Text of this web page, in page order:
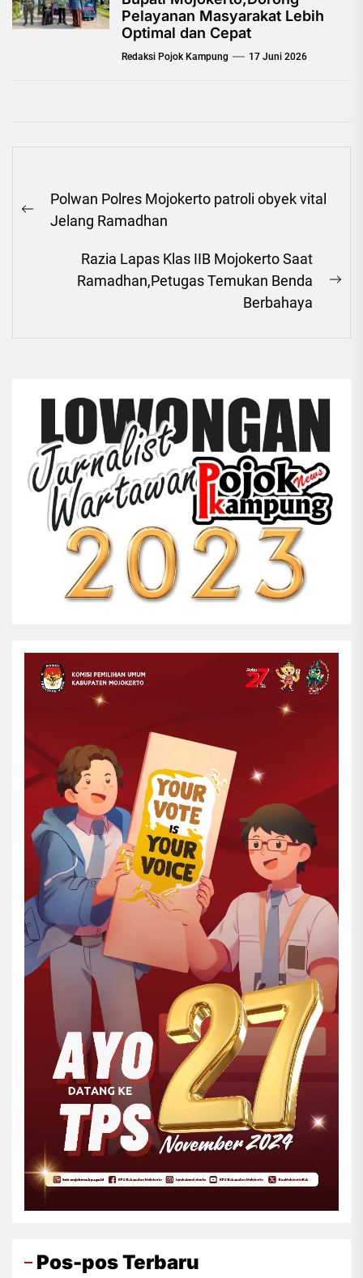
Pelayanan Masyarakat Lebih
Optimal dan Cepat
Redaksi Pojok Kampung 17 Juni 2026
pos
Previous
Polwan Polres Mojokerto patroli obyek vital
Jelang Ramadhan
Razia Lapas Klas IIB Mojokerto Saat
Ramadhan,Petugas Temukan Benda
Berbahaya
Pos-pos Terbaru